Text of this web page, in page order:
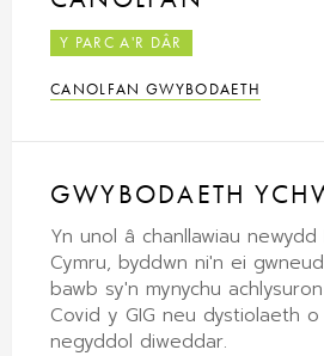
Y PARC A'R DÂR
CANOLFAN GWYBODAETH
GWYBODAETH
Yn unol â chanllawiau
Cymru, byddwn ni'n ei
bawb sy'n mynychu
Covid y GIG neu dystiolaeth
negyddol diweddar.